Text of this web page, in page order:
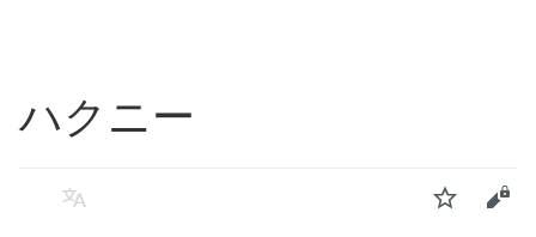
ハクニー
言語 ウォッチソ